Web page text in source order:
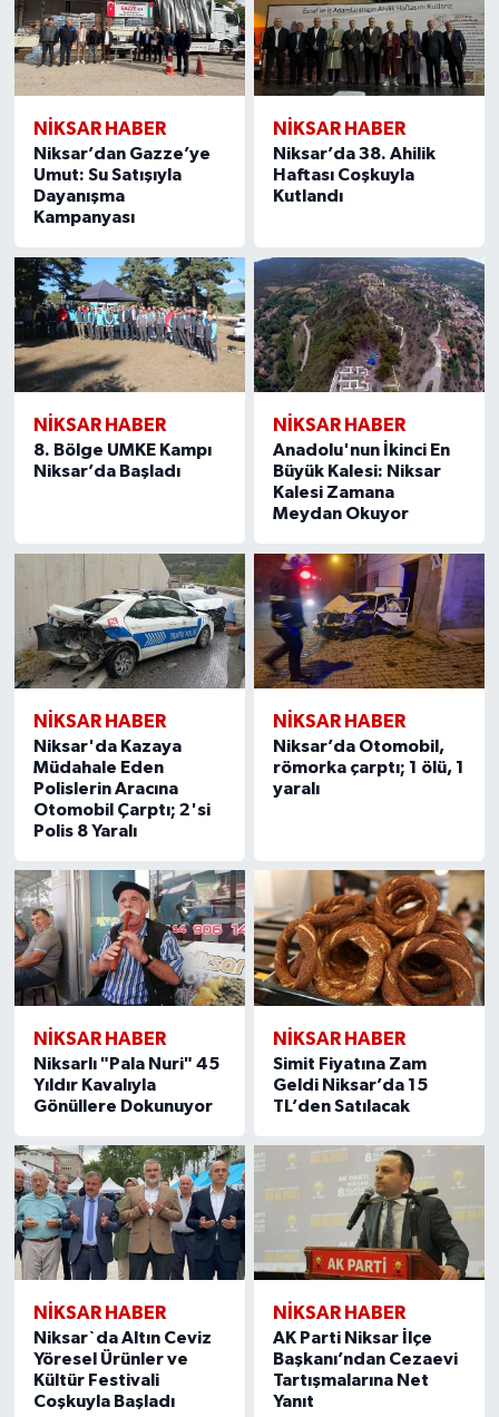
NİKSAR HABER
Niksar’dan Gazze’ye
Umut: Su Satışıyla
Dayanışma
Kampanyası
NİKSAR HABER
Niksar’da 38. Ahilik
Haftası Coşkuyla
Kutlandı
NİKSAR HABER
8. Bölge UMKE Kampı
Niksar’da Başladı
NİKSAR HABER
Anadolu'nun İkinci En
Büyük Kalesi: Niksar
Kalesi Zamana
Meydan Okuyor
NİKSAR HABER
Niksar'da Kazaya
Müdahale Eden
Polislerin Aracına
Otomobil Çarptı; 2'si
Polis 8 Yaralı
NİKSAR HABER
Niksar’da Otomobil,
römorka çarptı; 1 ölü, 1
yaralı
NİKSAR HABER
Niksarlı "Pala Nuri" 45
Yıldır Kavalıyla
Gönüllere Dokunuyor
NİKSAR HABER
Simit Fiyatına Zam
Geldi Niksar’da 15
TL’den Satılacak
NİKSAR HABER
Niksar`da Altın Ceviz
Yöresel Ürünler ve
Kültür Festivali
Coşkuyla Başladı
NİKSAR HABER
AK Parti Niksar İlçe
Başkanı’ndan Cezaevi
Tartışmalarına Net
Yanıt